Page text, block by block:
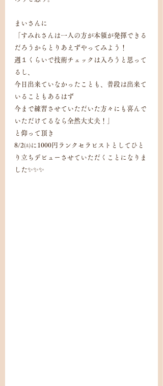
まいさんに
「すみれさんは一人の方が本領が発揮できる
だろうからとりあえずやってみよう！
週１くらいで技術チェックは入ろうと思って
るし、
今日出来ていなかったことも、普段は出来て
いることもあるはず
今まで練習させていただいた方々にも喜んで
いただけてるなら全然大丈夫！」
と仰って頂き
8/2㈯に1000円ランクセラピストとしてひと
り立ちデビューさせていただくことになりま
した✨✨✨